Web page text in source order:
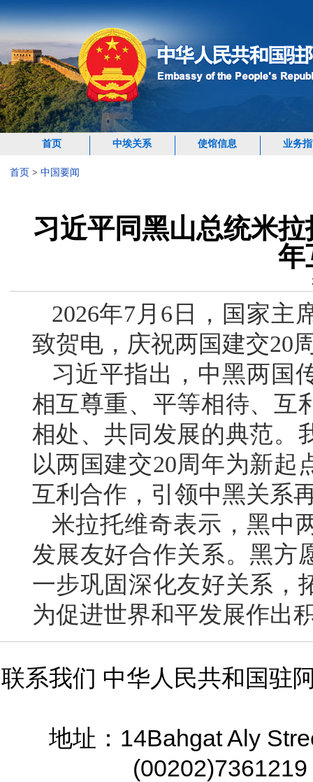
首页 中埃关系 使馆信息 业务
首页 > 中国要闻
习近平同黑山总统米
年
2026年7月6日，国家主
致贺电，庆祝两国建交20
习近平指出，中黑两国
相互尊重、平等相待、互
相处、共同发展的典范。
以两国建交20周年为新起
互利合作，引领中黑关系
米拉托维奇表示，黑中
发展友好合作关系。黑方
一步巩固深化友好关系，
为促进世界和平发展作出
联系我们 中华人民共和国驻
地址： 14Bahgat Aly
(00202)7361219